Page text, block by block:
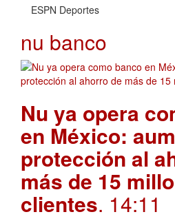
ESPN Deportes
nu banco
Nu ya opera
en México:
protección al
más de 15
clientes. 14:11